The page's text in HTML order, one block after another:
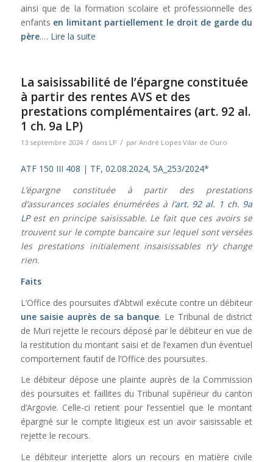
ainsi que de la formation scolaire et professionnelle des
enfants en limitant partiellement le droit de garde du
père.… Lire la suite
La saisissabilité de l’épargne constituée
à partir des rentes AVS et des
prestations complémentaires (art. 92 al.
1 ch. 9a LP)
13 septembre 2024 / dans LP / par André Lopes Vilar de Ouro
ATF 150 III 408 | TF, 02.08.2024, 5A_253/2024*
L’épargne constituée à partir des prestations
d’assurances sociales énumérées à l’art. 92 al. 1 ch. 9a
LPest en principe saisissable. Le fait que ces avoirs se
trouvent sur le compte bancaire sur lequel sont versées
les prestations initialement insaisissables n’y change
rien.
Faits
L’Office des poursuites d’Abtwil exécute contre un débiteur
une saisie auprès de sa banque. Le Tribunal de district
de Muri rejette le recours déposé par le débiteur en vue de
la restitution du montant saisi et de l’examen d’un éventuel
comportement fautif de l’Office des poursuites.
Le débiteur dépose une plainte auprès de la Commission
des poursuites et faillites du Tribunal supérieur du canton
d’Argovie. Celle-ci retient pour l’essentiel que le montant
épargné sur le compte litigieux est un avoir saisissable et
rejette le recours.
Le débiteur interjette alors un recours en matière civile